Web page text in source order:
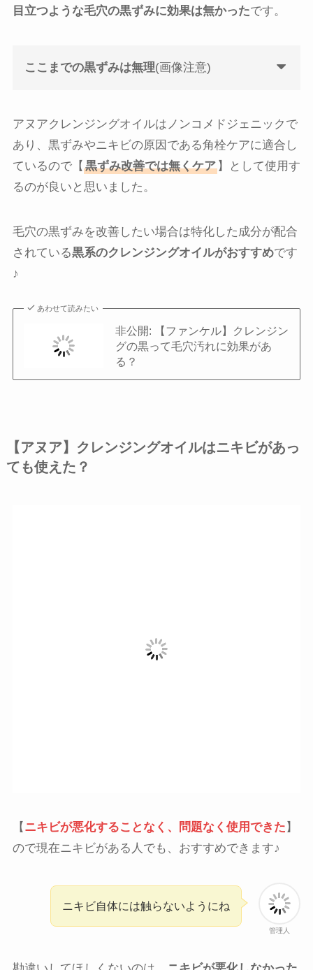
目立つような毛穴の黒ずみに効果は無かったです。
ここまでの黒ずみは無理(画像注意)
アヌアクレンジングオイルはノンコメドジェニックで
あり、黒ずみやニキビの原因である角栓ケアに適合し
ているので【 黒ずみ改善では無くケア】として使用す
るのが良いと思いました。
毛穴の黒ずみを改善したい場合は特化した成分が配合
されている黒系のクレンジングオイルがおすすめです
♪
あわせて読みたい
非公開: 【ファンケル】クレンジン
グの黒って毛穴汚れに効果があ
る？
【アヌア】クレンジングオイルはニキビがあっ
ても使えた？
【 ニキビが悪化することなく、問題なく使用できた 】
ので現在ニキビがある人でも、おすすめできます♪
管理人
ニキビ自体には触らないようにね